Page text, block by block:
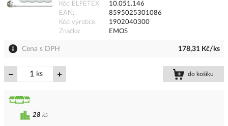
Kód ELFETEX
10.051.146
EAN
8595025301086
Kód výrobce
1902040300
Značka
EMOS
Cena s DPH 178,31 Kč/ks
ks do košíku
28 ks